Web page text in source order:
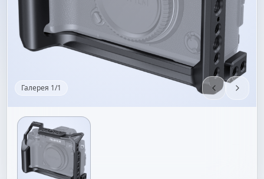
Галерея 1/1